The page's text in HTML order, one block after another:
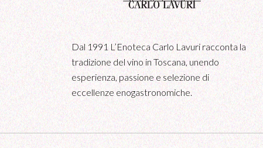
Dal 1991 L’Enoteca Carlo Lavuri racconta la
tradizione del vino in Toscana, unendo
esperienza, passione e selezione di
eccellenze enogastronomiche.